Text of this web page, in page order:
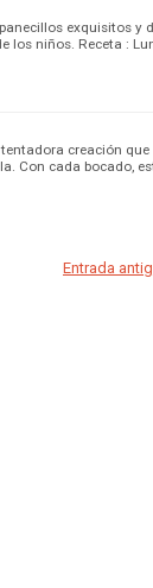
exquisitos y
los niños. Receta :
creación que
Con cada bocado,
Entrada